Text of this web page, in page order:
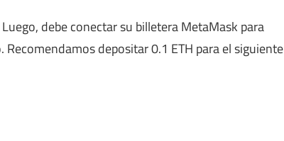
debe conectar su billetera MetaMask para
depositar 0.1 ETH para el siguiente